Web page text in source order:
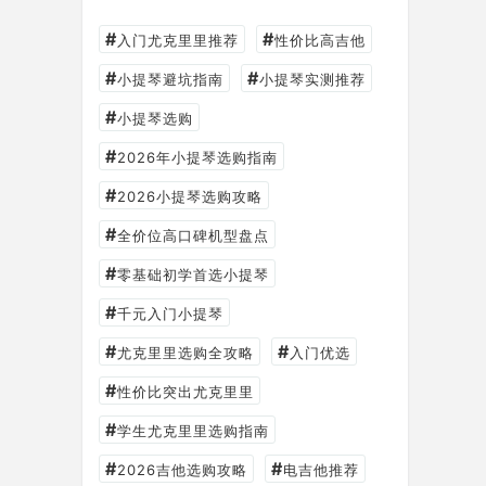
# 入门尤克里里推荐 #性价比高吉他
#小提琴避坑指南 #小提琴实测推荐
#小提琴选购
#2026年小提琴选购指南
#2026小提琴选购攻略
#全价位高口碑机型盘点
#零基础初学首选小提琴
#千元入门小提琴
#尤克里里选购全攻略 # 入门优选
#性价比突出尤克里里
#学生尤克里里选购指南
#2026吉他选购攻略 #电吉他推荐